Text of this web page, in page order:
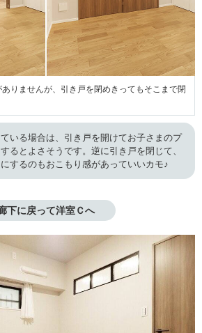
りませんが、引き戸を閉めきってもそこまで閉
いる場合は、引き戸を開けてお子さまのプ
るとよさそうです。逆に引き戸を閉じて、
するのもおこもり感があっていいカモ♪
下に戻って洋室Ｃへ